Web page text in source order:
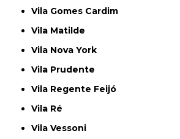
Vila Gomes Cardim
Vila Matilde
Vila Nova York
Vila Prudente
Vila Regente Feijó
Vila Ré
Vila Vessoni